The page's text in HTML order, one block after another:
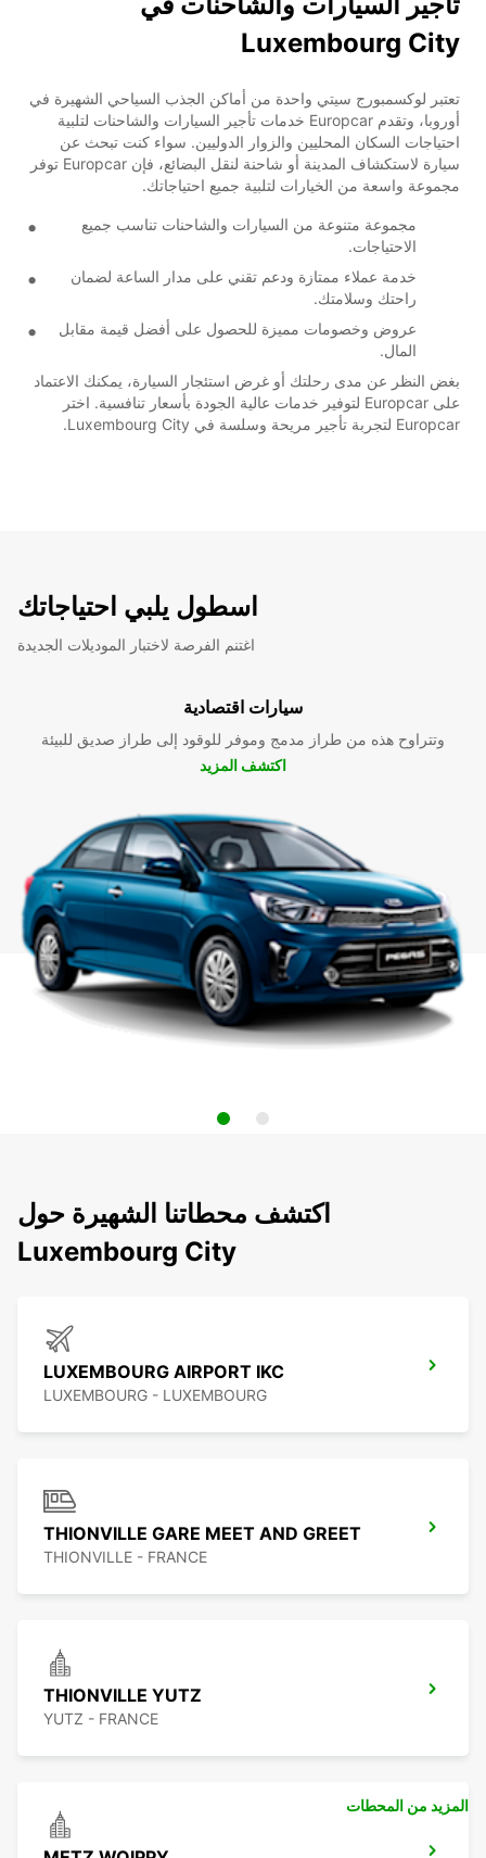
Luxembourg City
تعتبر لوكسمبورج سيتي واحدة من أماكن الجذب السياحي الشهيرة في
أوروبا، وتقدم Europcar خدمات تأجير السيارات والشاحنات لتلبية
احتياجات السكان المحليين والزوار الدوليين. سواء كنت تبحث عن
سيارة لاستكشاف المدينة أو شاحنة لنقل البضائع، فإن Europcar توفر
مجموعة واسعة من الخيارات لتلبية جميع احتياجاتك.
مجموعة متنوعة من السيارات والشاحنات تناسب جميع
الاحتياجات.
خدمة عملاء ممتازة ودعم تقني على مدار الساعة لضمان
راحتك وسلامتك.
عروض وخصومات مميزة للحصول على أفضل قيمة مقابل
المال.
بغض النظر عن مدى رحلتك أو غرض استئجار السيارة، يمكنك الاعتماد
على Europcar لتوفير خدمات عالية الجودة بأسعار تنافسية. اختر
Europcar لتجربة تأجير مريحة وسلسة في Luxembourg City.
اسطول يلبي احتياجاتك
اغتنم الفرصة لاختبار الموديلات الجديدة
سيارات اقتصادية
وتتراوح هذه من طراز مدمج وموفر للوقود إلى طراز صديق للبيئة
اكتشف المزيد
اكتشف محطاتنا الشهيرة حول
Luxembourg City
LUXEMBOURG AIRPORT IKC
LUXEMBOURG - LUXEMBOURG
THIONVILLE GARE MEET AND GREET
THIONVILLE - FRANCE
THIONVILLE YUTZ
YUTZ - FRANCE
المزيد من المحطات